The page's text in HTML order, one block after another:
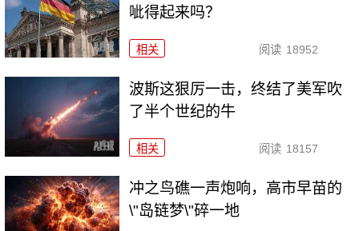
呲得起来吗？
相关 阅读 18952
波斯这狠厉一击，终结了美军吹
了半个世纪的牛
相关 阅读 18157
冲之鸟礁一声炮响，高市早苗的
\"岛链梦\"碎一地